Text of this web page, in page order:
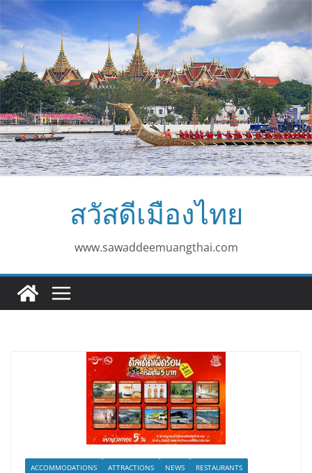
Skip
to
content
สวัสดีเมืองไทย
www.sawaddeemuangthai.com
ACCOMMODATIONS ATTRACTIONS NEWS
RESTAURANTS